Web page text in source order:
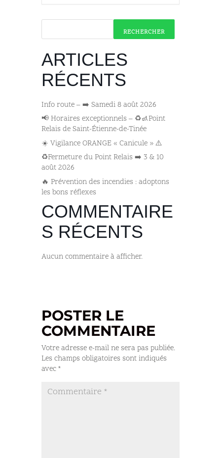
RECHERCHER
ARTICLES
RÉCENTS
Info route – ➡️ Samedi 8 août 2026
📢 Horaires exceptionnels – ♻️🚮Point
Relais de Saint-Étienne-de-Tinée
☀️ Vigilance ORANGE « Canicule » ⚠️
♻️Fermeture du Point Relais ➡️​ 3 & 10
août 2026
🔥 Prévention des incendies : adoptons
les bons réflexes
COMMENTAIRE
S RÉCENTS
Aucun commentaire à afficher.
POSTER LE
COMMENTAIRE
Votre adresse e-mail ne sera pas publiée.
Les champs obligatoires sont indiqués
avec*